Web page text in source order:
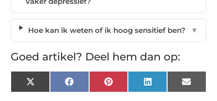
Hoe kan ik weten of ik hoog sensitief ben? ▼
Goed artikel? Deel hem dan op:
X
(Twitter)
FacebookPinterest LinkedIn Email